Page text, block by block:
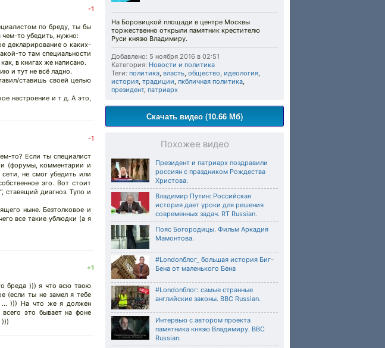
На Боровицкой площади в центре Москвы
торжественно открыли памятник крестителю
Руси князю Владимиру.
Добавлено: 5 ноября 2016 в 02:51
Категория: Новости и политика
Теги: политика, власть, общество, идеология,
история, традиции, пкбличная политика,
президент, патриарх
Скачать видео (10.66 Мб)
Похожее видео
Президент и патриарх поздравили
россиян с праздником Рождества
Христова.
Владимир Путин: Российская
история дает уроки для решения
современных задач. RT Russian.
Пояс Богородицы. Фильм Аркадия
Мамонтова.
#Londonблог_ большая история Биг-
Бена от маленького Бена
#Londonблог: самые странные
английские законы. BBC Russian.
Интервью c автором проекта
памятника князю Владимиру. BBC
Russian.
-1
по бреду, ты бы
чем-то убедить, нужно:
декларирование о каких-
то там специальности
в книгах же написано.
и тут не всё ладно.
ставишь своей целью
настроение и т д. А это,
-1
то? Если ты специалист
(форумы, комментарии и
не смог убедить или
эго. Вот стоит
ставящий диагноз. Тупо и
ныне. Безтолковое и
все такие ублюдки (а я
+1
бреда ))) я что всю твою
(если ты не замел я тебе
... ))) На что же я должен
это бывает на фоне
)))